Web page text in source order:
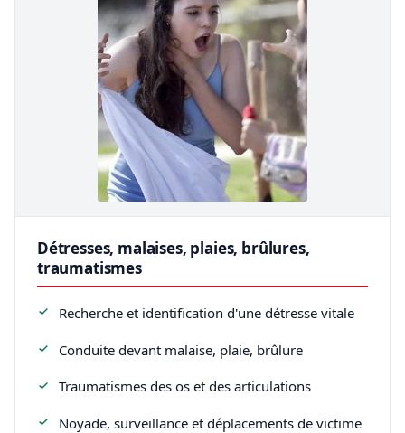
Détresses, malaises, plaies, brûlures,
traumatismes
Recherche et identification d'une détresse vitale
Conduite devant malaise, plaie, brûlure
Traumatismes des os et des articulations
Noyade, surveillance et déplacements de victime